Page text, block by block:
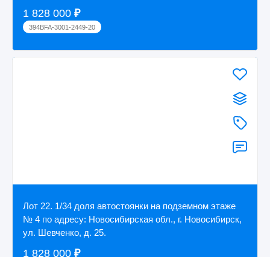
1 828 000 ₽
394BFA-3001-2449-20
Лот 22. 1/34 доля автостоянки на подземном этаже
№ 4 по адресу: Новосибирская обл., г. Новосибирск,
ул. Шевченко, д. 25.
1 828 000 ₽